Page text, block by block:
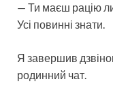
— Ти маєш рацію
Усі повинні знати.
Я завершив
родинний чат.